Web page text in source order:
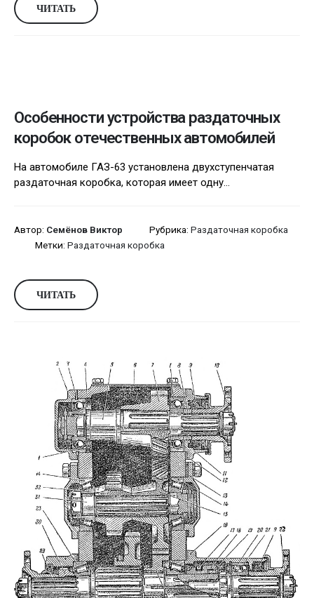
ЧИТАТЬ
Особенности устройства раздаточных
коробок отечественных автомобилей
На автомобиле ГАЗ-63 установлена двухступенчатая
раздаточная коробка, которая имеет одну...
Автор: Семёнов Виктор Рубрика: Раздаточная коробка
Метки: Раздаточная коробка
ЧИТАТЬ